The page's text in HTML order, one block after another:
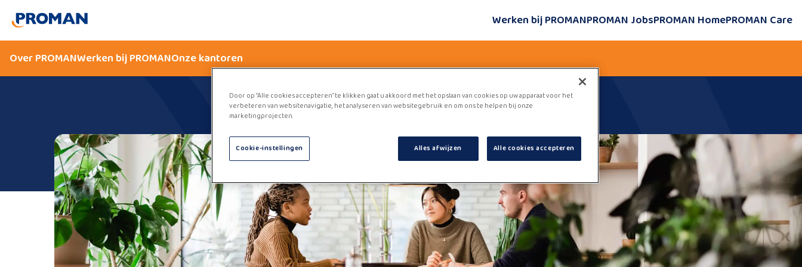
Werken bij PROMANPROMAN JobsPROMAN HomePROMAN Care
Over PROMANWerken bij PROMANOnze kantoren
Door op “Alle cookies accepteren” te klikken gaat u akkoord met het opslaan van cookies op uw apparaat voor het
verbeteren van websitenavigatie, het analyseren van websitegebruik en om ons te helpen bij onze
marketingprojecten.
Cookie-instellingen Alles afwijzen Alle cookies accepteren